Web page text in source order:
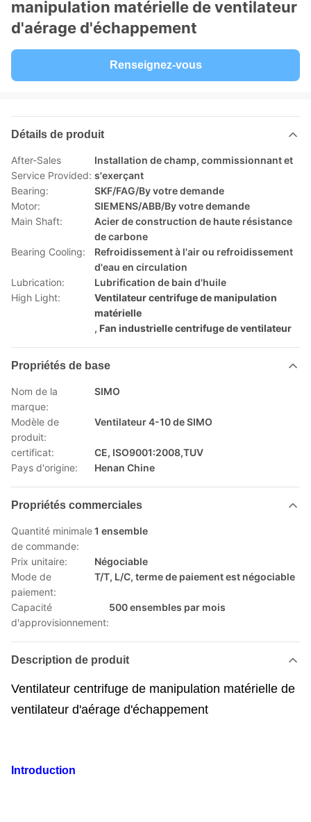
manipulation matérielle de ventilateur
d'aérage d'échappement
Renseignez-vous
Détails de produit
After-Sales
Service Provided:
Installation de champ, commissionnant et
s'exerçant
Bearing:
SKF/FAG/By votre demande
Motor:
SIEMENS/ABB/By votre demande
Main Shaft:
Acier de construction de haute résistance
de carbone
Bearing Cooling:
Refroidissement à l'air ou refroidissement
d'eau en circulation
Lubrication:
Lubrification de bain d'huile
High Light:
Ventilateur centrifuge de manipulation
matérielle
, Fan industrielle centrifuge de ventilateur
Propriétés de base
Nom de la
marque:
SIMO
Modèle de
produit:
Ventilateur 4-10 de SIMO
certificat:
CE, ISO9001:2008,TUV
Pays d'origine:
Henan Chine
Propriétés commerciales
Quantité minimale
de commande:
1 ensemble
Prix unitaire:
Négociable
Mode de
paiement:
T/T, L/C, terme de paiement est négociable
Capacité
d'approvisionnement:
500 ensembles par mois
Description de produit
Ventilateur centrifuge de manipulation matérielle de
ventilateur d'aérage d'échappement
Introduction